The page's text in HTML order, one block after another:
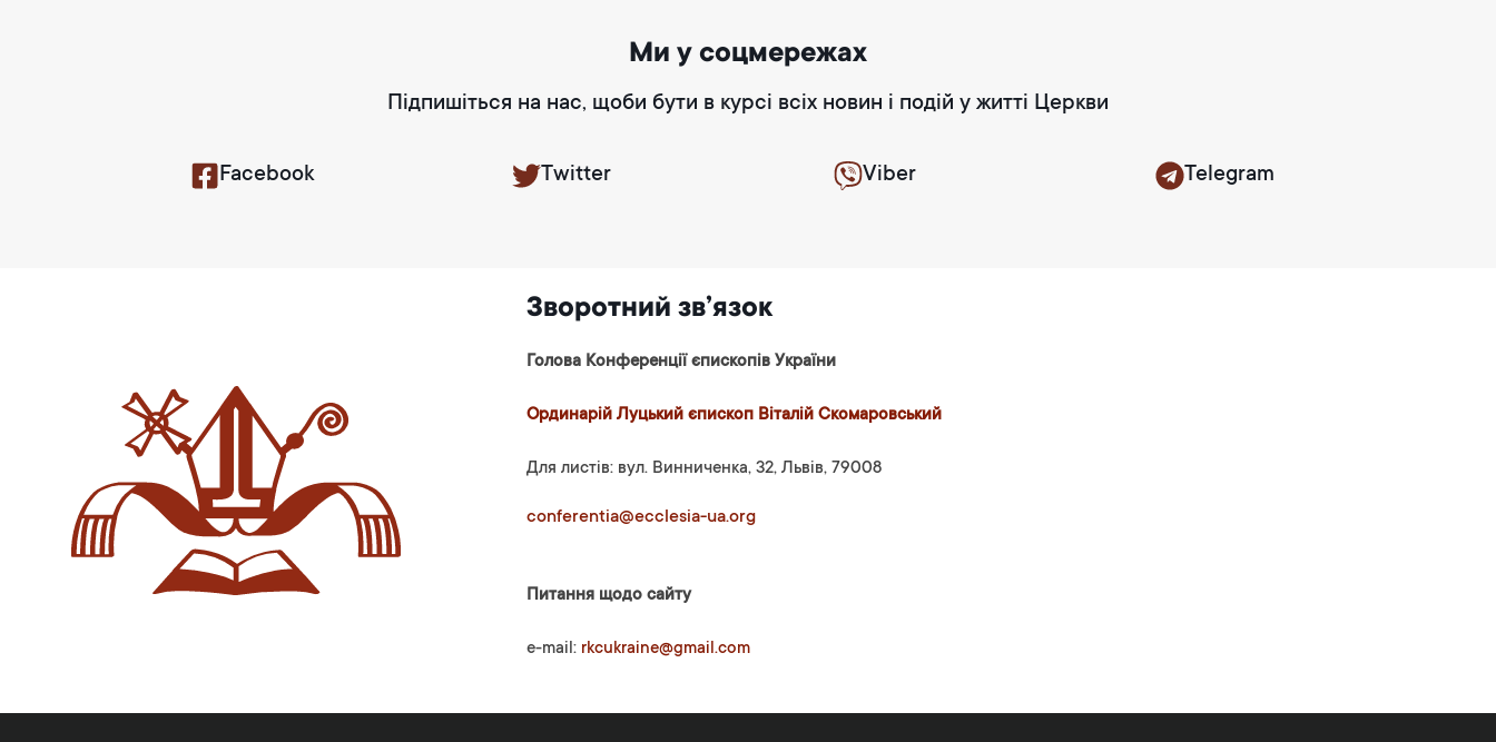
Ми у соцмережах
Підпишіться на нас, щоби бути в курсі всіх новин і подій у житті Церкви
Facebook Twitter Viber Telegram
Зворотний зв’язок
Голова Конференції єпископів України
Ординарій Луцький єпископ Віталій Скомаровський
Для листів: вул. Винниченка, 32, Львів, 79008
conferentia@ecclesia-ua.org
Питання щодо сайту
e-mail: rkcukraine@gmail.com